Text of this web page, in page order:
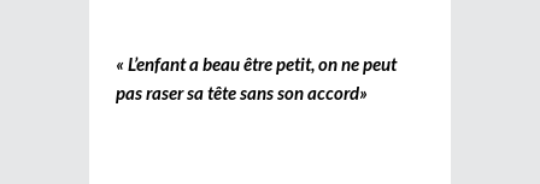
« L’enfant a beau être petit, on ne peut
pas raser sa tête sans son accord»